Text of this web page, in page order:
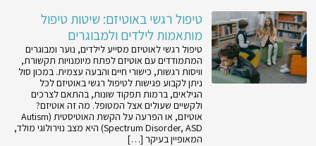
טיפול רגשי באוטיזם: שיטות טיפול
מותאמות לילדים ולמבוגרים
טיפול רגשי לאוטיזם מסייע לילדים, נוער ומבוגרים
המתמודדים עם אוטיזם לפתח מיומנויות תקשורת,
וויסות רגשות, כישורי חיים והבעה עצמית. במכון סול
ניתן לקבוע פגישות לטיפול רגשי באוטיזם לכל
הגילאים, ברמות תפקוד שונות, בהתאם לצרכים
ולקשיים שעולים אצל המטופל. מה זה אוטיזם?
אוטיזם, או הפרעה על הקשת האוטיסטית (Autism
Spectrum Disorder, ASD) היא מצב נוירולוגי מולד,
המאופיין בעיקר […]